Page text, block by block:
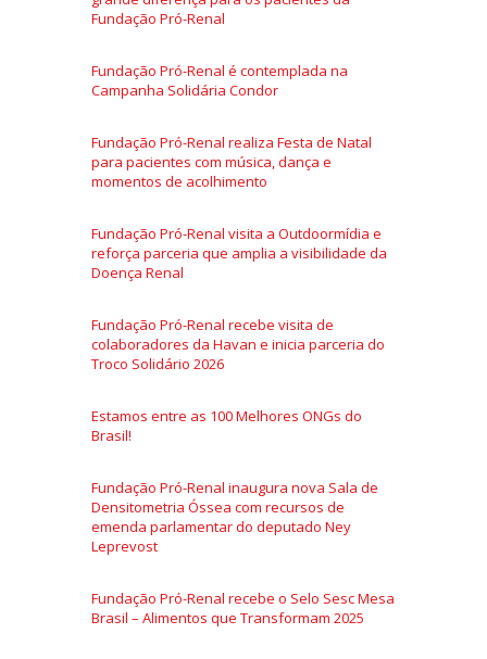
Fundação Pró-Renal
Fundação Pró-Renal é contemplada na
Campanha Solidária Condor
Fundação Pró-Renal realiza Festa de Natal
para pacientes com música, dança e
momentos de acolhimento
Fundação Pró-Renal visita a Outdoormídia e
reforça parceria que amplia a visibilidade da
Doença Renal
Fundação Pró-Renal recebe visita de
colaboradores da Havan e inicia parceria do
Troco Solidário 2026
Estamos entre as 100 Melhores ONGs do
Brasil!
Fundação Pró-Renal inaugura nova Sala de
Densitometria Óssea com recursos de
emenda parlamentar do deputado Ney
Leprevost
Fundação Pró-Renal recebe o Selo Sesc Mesa
Brasil – Alimentos que Transformam 2025